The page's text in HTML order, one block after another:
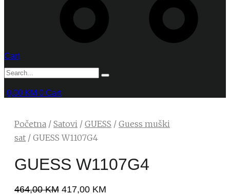
Cart
0,00 KM 0 Cart
Početna / Satovi / GUESS / Guess muški
sat / GUESS W1107G4
GUESS W1107G4
464,00KM 417,00 KM